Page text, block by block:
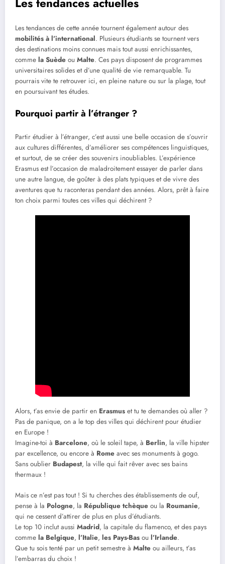
Les tendances de cette année tournent également autour des
mobilités à l’international. Plusieurs étudiants se tournent vers
des destinations moins connues mais tout aussi enrichissantes,
comme la Suède ou Malte. Ces pays disposent de programmes
universitaires solides et d’une qualité de vie remarquable. Tu
pourrais vite te retrouver ici, en pleine nature ou sur la plage, tout
en poursuivant tes études.
Pourquoi partir à l’étranger ?
Partir étudier à l’étranger, c’est aussi une belle occasion de s’ouvrir
aux cultures différentes, d’améliorer ses compétences linguistiques,
et surtout, de se créer des souvenirs inoubliables. L’expérience
Erasmus est l’occasion de maladroitement essayer de parler dans
une autre langue, de goûter à des plats typiques et de vivre des
aventures que tu raconteras pendant des années. Alors, prêt à faire
ton choix parmi toutes ces villes qui déchirent ?
Alors, t’as envie de partir en Erasmus et tu te demandes où aller ?
Pas de panique, on a le top des villes qui déchirent pour étudier
en Europe !
Imagine-toi à Barcelone, où le soleil tape, à Berlin, la ville hipster
par excellence, ou encore à Rome avec ses monuments à gogo.
Sans oublier Budapest, la ville qui fait rêver avec ses bains
thermaux !
Mais ce n’est pas tout ! Si tu cherches des établissements de ouf,
pense à la Pologne, la République tchèque ou la Roumanie,
qui ne cessent d’attirer de plus en plus d’étudiants.
Le top 10 inclut aussi Madrid, la capitale du flamenco, et des pays
comme la Belgique, l’Italie, les Pays-Bas ou l’Irlande.
Que tu sois tenté par un petit semestre à Malte ou ailleurs, t’as
l’embarras du choix !